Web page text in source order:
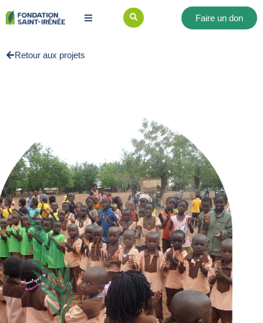
Faire un don
Retour aux projets